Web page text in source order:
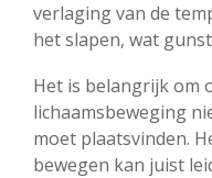
verlaging van de
het slapen, wat
Het is belangrijk om
lichaamsbeweging
moet plaatsvinden.
bewegen kan juist